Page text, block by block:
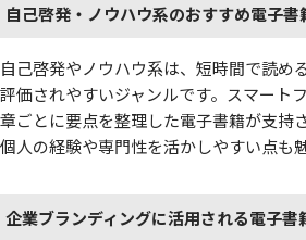
自己啓発・ノウハウ系のおすすめ電子書
自己啓発やノウハウ系は、短時間で読め
評価されやすいジャンルです。スマート
章ごとに要点を整理した電子書籍が支持
個人の経験や専門性を活かしやすい点も
企業ブランディングに活用される電子書